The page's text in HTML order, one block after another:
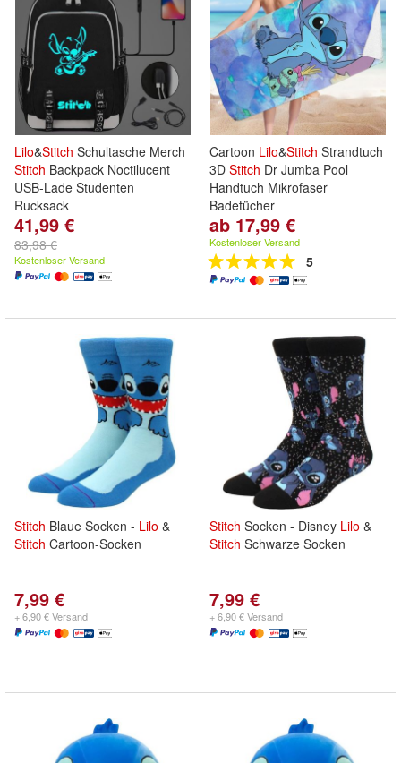
Lilo&Stitch Schultasche Merch
Stitch Backpack Noctilucent
USB-Lade Studenten
Rucksack
41,99 €
83,98 €
Kostenloser Versand
Cartoon Lilo&Stitch Strandtuch
3D Stitch Dr Jumba Pool
Handtuch Mikrofaser
Badetücher
ab 17,99 €
Kostenloser Versand
5
Stitch Blaue Socken - Lilo &
Stitch Cartoon-Socken
7,99 €
+ 6,90 € Versand
Stitch Socken - Disney Lilo &
Stitch Schwarze Socken
7,99 €
+ 6,90 € Versand